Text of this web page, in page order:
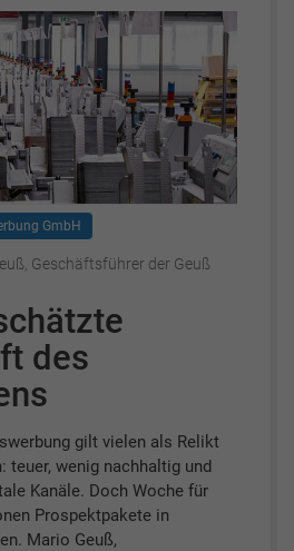
GmbH
Geschäftsführer der Geuß
des
gilt vielen als Relikt
teuer, wenig nachhaltig und
Kanäle. Doch Woche für
Prospektpakete in
Mario Geuß,